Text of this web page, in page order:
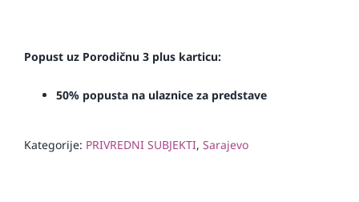
Popust uz Porodičnu 3 plus karticu:
50% popusta na ulaznice za predstave
Kategorije: PRIVREDNI SUBJEKTI, Sarajevo